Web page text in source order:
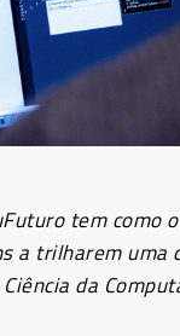
tem como
a trilharem uma
da